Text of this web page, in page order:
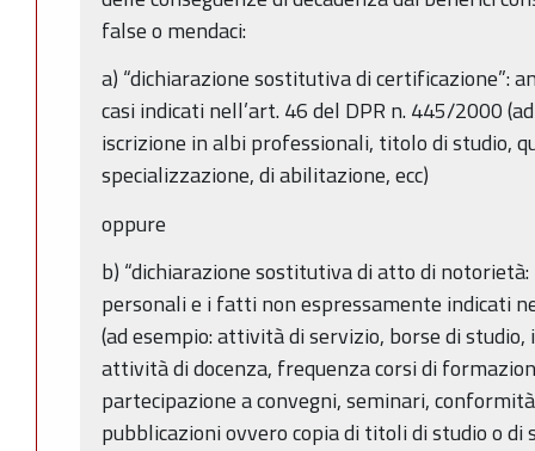
false o mendaci:
a) “dichiarazione sostitutiva di certificazione”:
casi indicati nell’art. 46 del DPR n. 445/2000
iscrizione in albi professionali, titolo di studio,
specializzazione, di abilitazione, ecc)
oppure
b) “dichiarazione sostitutiva di atto di
personali e i fatti non espressamente indicati
(ad esempio: attività di servizio, borse di
attività di docenza, frequenza corsi di
partecipazione a convegni, seminari,
pubblicazioni ovvero copia di titoli di studio o di